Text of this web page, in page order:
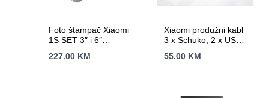
Foto štampač Xiaomi
1S SET 3″ i 6″
227.00 KM
Xiaomi produžni kabl
3 x Schuko, 2 x USB-
(15W), dužina 1.4 m
55.00 KM